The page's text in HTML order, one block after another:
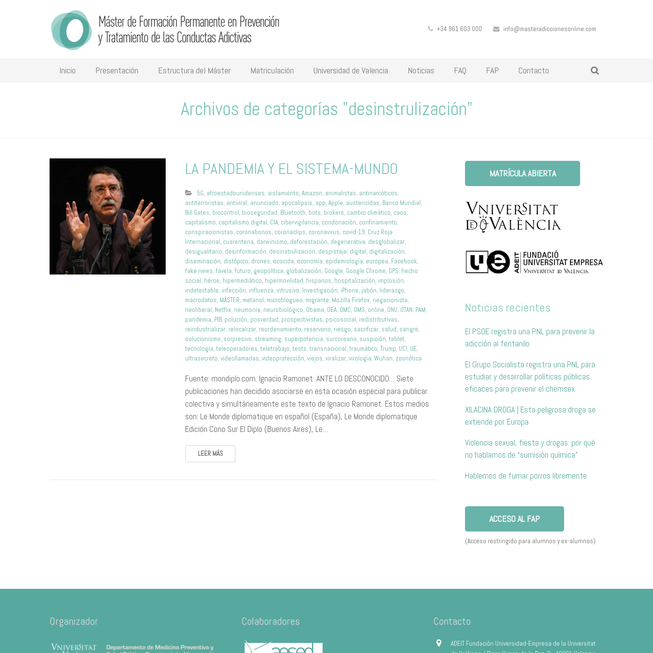
+34 961 603 000 info@masteradiccionesonline.com
Inicio Presentación Estructura del Máster Matriculación Universidad de Valencia Noticias FAQ FAP Contacto
Archivos de categorías "desinstrulización"
LA PANDEMIA Y EL SISTEMA-MUNDO
5G, afroestadounidenses, aislamiento,Amazon, animalistas, antinarcóticos,
antiterroristas, antiviral, anunciado, apocalipsis, app,Apple, austericidas, Banco Mundial,
Bill Gates, biocontrol, bioseguridad, Bluetooth, bots, brokers, cambio climático, caos,
capitalismo, capitalismo digital, CIA, cibervigilancia, condonación, confinamiento,
conspiracionistas, coronabonos, coronaclips, coronavirus, covid-19, Cruz Roja
Internacional, cuarentena, darwinismo, deforestación, degenerativa, desglobalizar,
desigualitario, desinformación, desinstrulización, despistaje, digital, digitalización,
diseminación, distópico, drones, ecocida, economía, epidemiología, europea, Facebook,
fake news,favela,futuro, geopolítica, globalización, Google, Google Chrome, GPS, hecho
social, héroe, hipermediático, hipermovilidad, hispanos, hospitalización, implosión,
indetectable, infección, influenza, intrusivo, Investigación, iPhone, jabón, liderazgo,
macrodatos, MÁSTER, metanol, microblogueo, migrante, Mozilla Firefox, negacionista,
neoliberal, Netflix, neumonía, neurobiológico, Obama, OEA, OMC, OMS, online, ONU, OTAN, PAM,
pandemia, PIB, polución, posverdad, prospectivistas, psicosocial, redistributivas,
reindustrializar, relocalizar, reordenamiento, reservorio, riesgo, sacrificar, salud, sangre,
solucionismo, sorpresivo, streaming, superpotencia, surcoreano, suspición,tablet,
tecnología,teleoperadores,teletrabajo,tests,transnacional,traumático,Trump, UCI, UE,
ultrasecreto,videollamadas,videoprotección,viejos,viralizar,virología,Wuhan, zoonótica
Fuente: mondiplo.com. Ignacio Ramonet. ANTE LO DESCONOCIDO… Siete
publicaciones han decidido asociarse en esta ocasión especial para publicar
colectiva y simultáneamente este texto de Ignacio Ramonet. Estos medios
son: Le Monde diplomatique en español (España), Le Monde diplomatique
Edición Cono Sur El Diplo (Buenos Aires), Le…
LEER MÁS
MATRÍCULA ABIERTA
Noticias recientes
El PSOE registra una PNL para prevenir la
adicción al fentanilo
El Grupo Socialista registra una PNL para
estudiar y desarrollar políticas públicas
eficaces para prevenir el chemsex
XILACINA DROGA | Esta peligrosa droga se
extiende por Europa
Violencia sexual, fiesta y drogas: por qué
no hablamos de “sumisión química”
Hablemos de fumar porros libremente
ACCESO AL FAP
(Acceso restringido para alumnos y ex-alumnos)
Organizador Colaboradores Contacto
ADEIT Fundación Universidad-Empresa de la Universitat